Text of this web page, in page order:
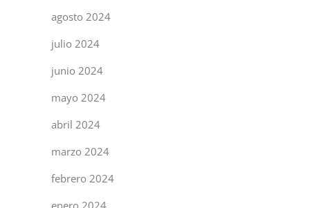
agosto 2024
julio 2024
junio 2024
mayo 2024
abril 2024
marzo 2024
febrero 2024
enero 2024